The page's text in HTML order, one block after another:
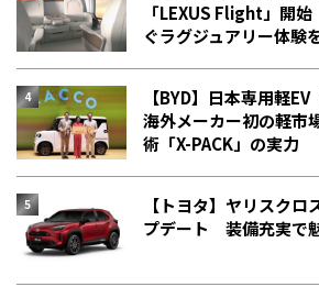
「LEXUS Flight」開
ぐラグジュアリー体験
【BYD】日本専用軽
海外メーカー初の軽市
術「X-PACK」の実力
【トヨタ】ヤリスクロ
プデート 装備充実で